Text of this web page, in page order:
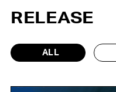
RELEASE
ALL